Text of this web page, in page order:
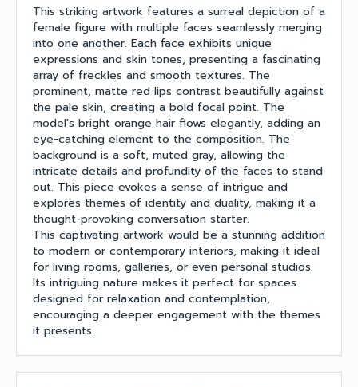
This striking artwork features a surreal depiction of a
female figure with multiple faces seamlessly merging
into one another. Each face exhibits unique
expressions and skin tones, presenting a fascinating
array of freckles and smooth textures. The
prominent, matte red lips contrast beautifully against
the pale skin, creating a bold focal point. The
model's bright orange hair flows elegantly, adding an
eye-catching element to the composition. The
background is a soft, muted gray, allowing the
intricate details and profundity of the faces to stand
out. This piece evokes a sense of intrigue and
explores themes of identity and duality, making it a
thought-provoking conversation starter.
This captivating artwork would be a stunning addition
to modern or contemporary interiors, making it ideal
for living rooms, galleries, or even personal studios.
Its intriguing nature makes it perfect for spaces
designed for relaxation and contemplation,
encouraging a deeper engagement with the themes
it presents.